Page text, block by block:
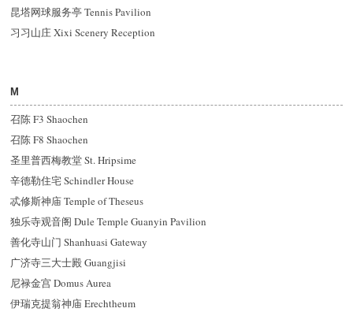
昆塔网球服务亭 Tennis Pavilion
习习山庄 Xixi Scenery Reception
M
召陈 F3 Shaochen
召陈 F8 Shaochen
圣里普西梅教堂 St. Hripsime
辛德勒住宅 Schindler House
忒修斯神庙 Temple of Theseus
独乐寺观音阁 Dule Temple Guanyin Pavilion
善化寺山门 Shanhuasi Gateway
广济寺三大士殿 Guangjisi
尼禄金宫 Domus Aurea
伊瑞克提翁神庙 Erechtheum